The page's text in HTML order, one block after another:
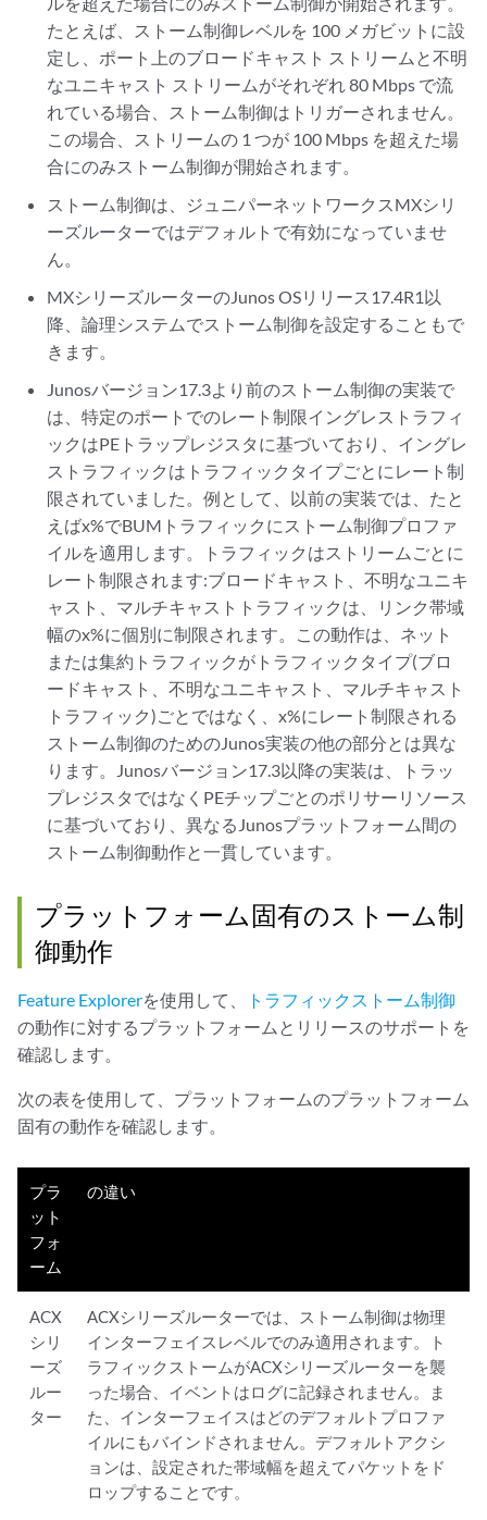
たとえば、ストーム制御レベルを 100 メガビットに設
定し、ポート上のブロードキャスト ストリームと不明
なユニキャスト ストリームがそれぞれ 80 Mbps で流
れている場合、ストーム制御はトリガーされません。
この場合、ストリームの 1 つが 100 Mbps を超えた場
合にのみストーム制御が開始されます。
ストーム制御は、ジュニパーネットワークスMXシリ
ーズルーターではデフォルトで有効になっていませ
ん。
MXシリーズルーターのJunos OSリリース17.4R1以
降、論理システムでストーム制御を設定することもで
きます。
Junosバージョン17.3より前のストーム制御の実装で
は、特定のポートでのレート制限イングレストラフィ
ックはPEトラップレジスタに基づいており、イングレ
ストラフィックはトラフィックタイプごとにレート制
限されていました。例として、以前の実装では、たと
えばx%でBUMトラフィックにストーム制御プロファ
イルを適用します。トラフィックはストリームごとに
レート制限されます:ブロードキャスト、不明なユニキ
ャスト、マルチキャストトラフィックは、リンク帯域
幅のx%に個別に制限されます。この動作は、ネット
または集約トラフィックがトラフィックタイプ(ブロ
ードキャスト、不明なユニキャスト、マルチキャスト
トラフィック)ごとではなく、x%にレート制限される
ストーム制御のためのJunos実装の他の部分とは異な
ります。Junosバージョン17.3以降の実装は、トラッ
プレジスタではなくPEチップごとのポリサーリソース
に基づいており、異なるJunosプラットフォーム間の
ストーム制御動作と一貫しています。
プラットフォーム固有のストーム制
御動作
Feature Explorerを使用して、
トラフィックストーム制御
の動作に対するプラットフォームとリリースのサポートを
確認します。
次の表を使用して、プラットフォームのプラットフォーム
固有の動作を確認します。
プラ
ット
フォ
ーム
の違い
ACX
シリ
ーズ
ルー
ター
ACXシリーズルーターでは、ストーム制御は物理
インターフェイスレベルでのみ適用されます。ト
ラフィックストームがACXシリーズルーターを襲
った場合、イベントはログに記録されません。ま
た、インターフェイスはどのデフォルトプロファ
イルにもバインドされません。デフォルトアクシ
ョンは、設定された帯域幅を超えてパケットをド
ロップすることです。